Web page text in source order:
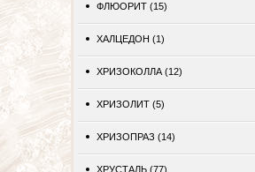
ФЛЮОРИТ (15)
ХАЛЦЕДОН (1)
ХРИЗОКОЛЛА (12)
ХРИЗОЛИТ (5)
ХРИЗОПРАЗ (14)
ХРУСТАЛЬ (77)